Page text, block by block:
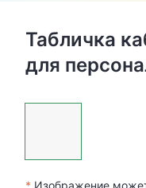
Табличка
для
* Изображение может